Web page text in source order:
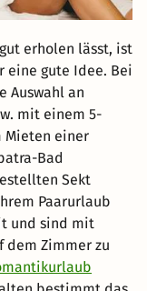
erholen lässt, ist
eine gute Idee. Bei
Auswahl an
mit einem 5-
Mieten einer
Bad
Sekt
Paarurlaub
und sind mit
dem Zimmer zu